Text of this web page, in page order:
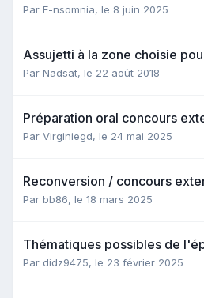
Par E-nsomnia, le 8 juin 2025
Assujetti à la zone choisie
Par Nadsat, le 22 août 2018
Préparation oral concours
Par Virginiegd, le 24 mai 2025
Reconversion / concours
Par bb86, le 18 mars 2025
Thématiques possibles de
Par didz9475, le 23 février 2025